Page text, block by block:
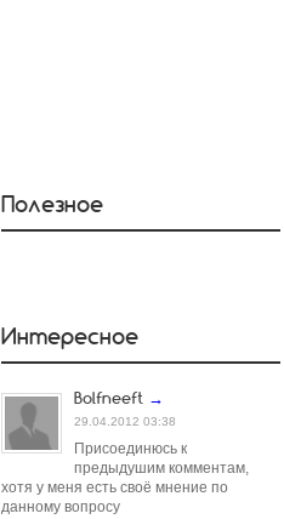
Полезное
Интересное
Bolfneeft →
29.04.2012 03:38
Присоединюсь к
предыдушим комментам,
хотя у меня есть своё мнение по
данному вопросу